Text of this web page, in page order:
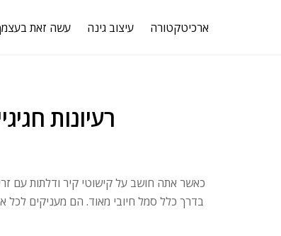
עשה זאת עיצוב גינה ארכיטקטורה
רעיונות
כאשר אתה חושב על קישוטי קיר ודלתות עם
בדרך כלל סמל חיובי מאוד. הם מעניקים לכל